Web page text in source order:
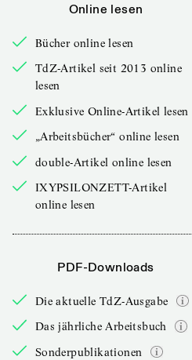
Online lesen
Bücher online lesen
TdZ-Artikel seit 2013 online
lesen
Exklusive Online-Artikel lesen
„Arbeitsbücher“ online lesen
double-Artikel online lesen
IXYPSILONZETT-Artikel
online lesen
PDF-Downloads
Die aktuelle TdZ-Ausgabe
Das jährliche Arbeitsbuch
Sonderpublikationen